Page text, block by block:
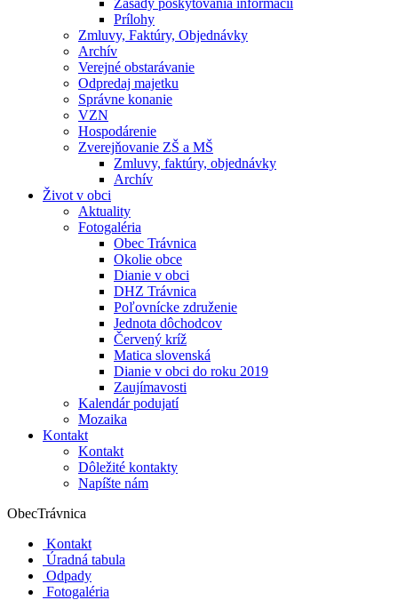
Zásady poskytovania informácií
Prílohy
Zmluvy, Faktúry, Objednávky
Archív
Verejné obstarávanie
Odpredaj majetku
Správne konanie
VZN
Hospodárenie
Zverejňovanie ZŠ a MŠ
Zmluvy, faktúry, objednávky
Archív
Život v obci
Aktuality
Fotogaléria
Obec Trávnica
Okolie obce
Dianie v obci
DHZ Trávnica
Poľovnícke združenie
Jednota dôchodcov
Červený kríž
Matica slovenská
Dianie v obci do roku 2019
Zaujímavosti
Kalendár podujatí
Mozaika
Kontakt
Kontakt
Dôležité kontakty
Napíšte nám
ObecTrávnica
Kontakt
Úradná tabula
Odpady
Fotogaléria